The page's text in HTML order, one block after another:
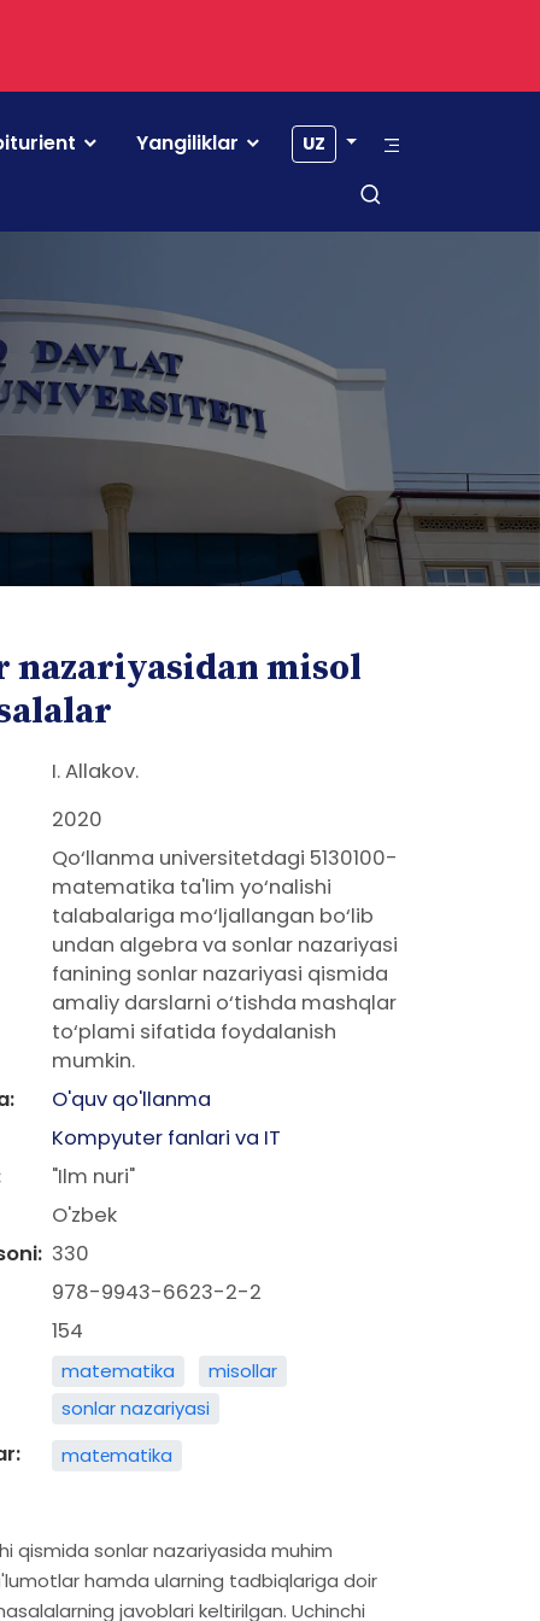
Yangiliklar UZ
nazariyasidan misol
I. Allakov.
2020
Qo‘llanma univеrsitеtdagi 5130100-
matеmatika ta'lim yo‘nalishi
talabalariga mo‘ljallangan bo‘lib
undan algebra va sonlar nazariyasi
fanining sonlar nazariyasi qismida
amaliy darslarni o‘tishda mashqlar
to‘plami sifatida foydalanish
mumkin.
O'quv qo'llanma
Kompyuter fanlari va IT
"Ilm nuri"
O'zbek
330
978-9943-6623-2-2
154
matematika
misollar
sonlar nazariyasi
matеmatika
qismida sonlar nazariyasida muhim
hamda ularning tadbiqlariga doir
javoblari keltirilgan. Uchinchi